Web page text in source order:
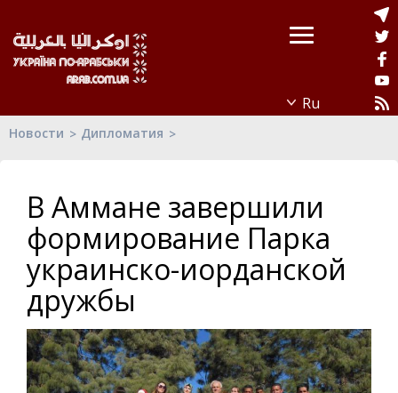
Новости Дипломатия
В Аммане завершили
формирование Парка
украинско-иорданской
дружбы